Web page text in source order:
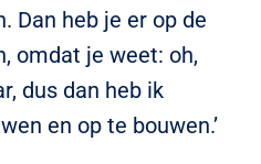
Dan heb je er op de
omdat je weet: oh,
dus dan heb ik
en op te bouwen.’